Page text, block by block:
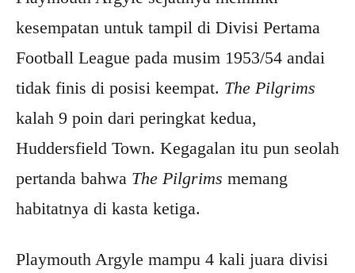
kesempatan untuk tampil di Divisi Pertama
Football League pada musim 1953/54 andai
tidak finis di posisi keempat. The Pilgrims
kalah 9 poin dari peringkat kedua,
Huddersfield Town. Kegagalan itu pun seolah
pertanda bahwa The Pilgrims memang
habitatnya di kasta ketiga.
Playmouth Argyle mampu 4 kali juara divisi